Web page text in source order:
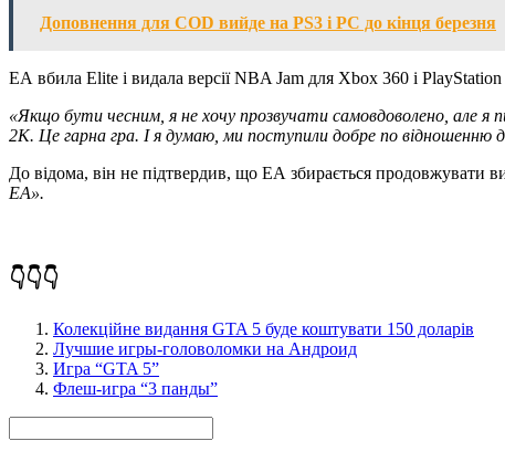
Доповнення для COD вийде на PS3 і PC до кінця березня
ЕА вбила Elite і видала версії NBA Jam для Xbox 360 і PlayStation
«Якщо бути чесним, я не хочу прозвучати самовдоволено, але
2К. Це гарна гра. І я думаю, ми поступили добре по відношенню
До відома, він не підтвердив, що ЕА збирається продовжувати
EA».
👇👇👇
Колекційне видання GTA 5 буде коштувати 150 доларів
Лучшие игры-головоломки на Андроид
Игра “GTA 5”
Флеш-игра “3 панды”